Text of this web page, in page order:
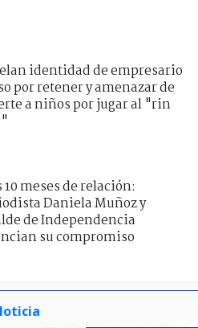
identidad de empresario
por retener y amenazar de
a niños por jugar al "rin
10 meses de relación:
Daniela Muñoz y
de Independencia
su compromiso